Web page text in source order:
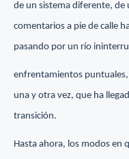
de un sistema diferente, de
comentarios a pie de calle
pasando por un río
enfrentamientos
una y otra vez, que ha
transición.
Hasta ahora, los modos en